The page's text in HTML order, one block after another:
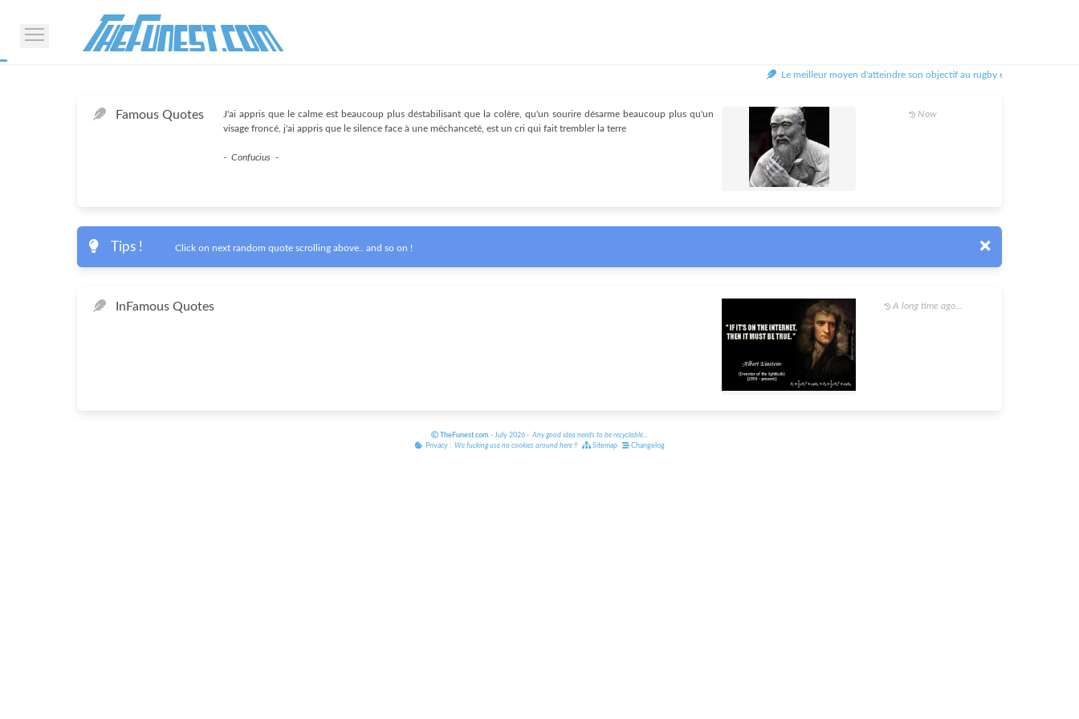
Le meilleur moyen d'atteindre son objectif au rugby est d'aider les
Famous Quotes
J'ai appris que le calme est beaucoup plus déstabilisant que la colère, qu'un sourire désarme beaucoup plus qu'un
visage froncé, j'ai appris que le silence face à une méchanceté, est un cri qui fait trembler la terre
- Confucius-
Now
Tips ! Click on next random quote scrolling above.. and so on !
In Famous Quotes A long time ago...
TheFunest.com - July 2026 - Any good idea needs to be recyclable
Privacy : We fucking use no cookies around here!! Sitemap Changelog